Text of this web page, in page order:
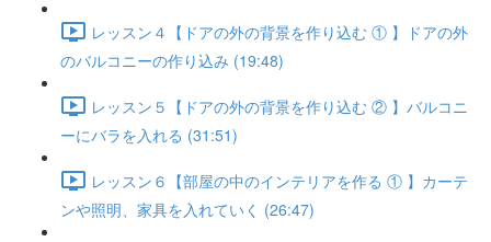
レッスン４【ドアの外の背景を作り込む ① 】ドアの外
のバルコニーの作り込み (19:48)
レッスン５【ドアの外の背景を作り込む ② 】バルコニ
ーにバラを入れる (31:51)
レッスン６【部屋の中のインテリアを作る ① 】カーテ
ンや照明、家具を入れていく (26:47)